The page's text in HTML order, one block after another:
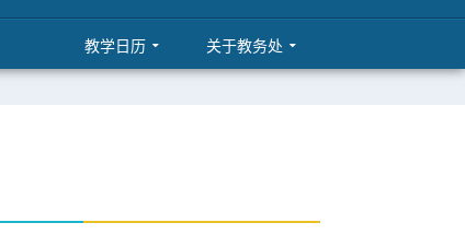
教学日历 关于教务处